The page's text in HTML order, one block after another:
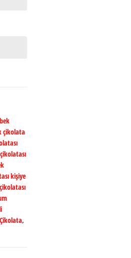
çikolata
kişiye
,